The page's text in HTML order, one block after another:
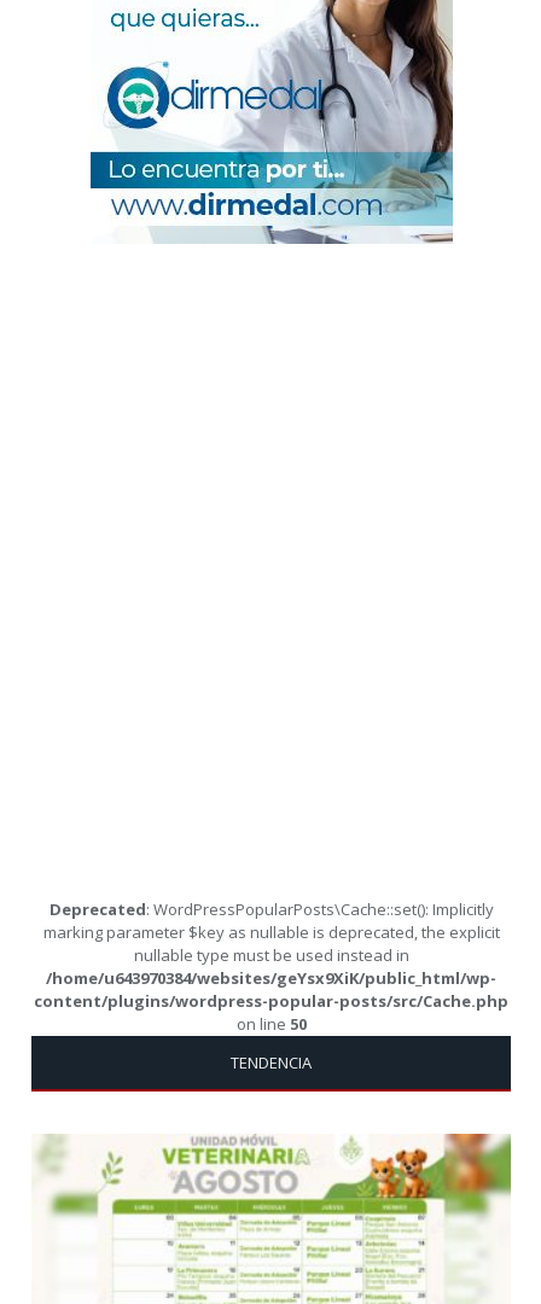
Deprecated: WordPressPopularPosts\Cache::set(): Implicitly
marking parameter $key as nullable is deprecated, the explicit
nullable type must be used instead in
/home/u643970384/websites/geYsx9XiK/public_html/wp-
content/plugins/wordpress-popular-posts/src/Cache.php
on line 50
TENDENCIA